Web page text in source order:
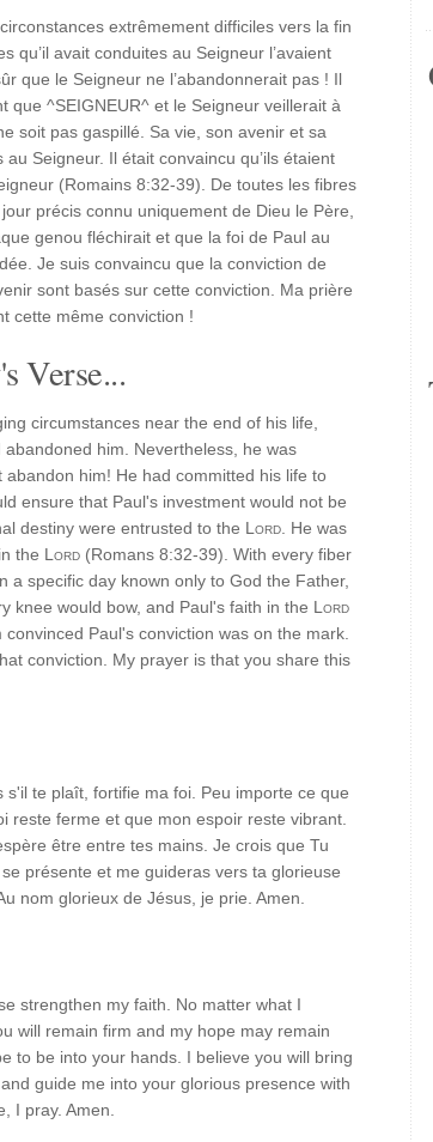
extrêmement difficiles vers la fin
qu’il avait conduites au Seigneur l’avaient
que le Seigneur ne l’abandonnerait pas ! Il
que ^SEIGNEUR^ et le Seigneur veillerait à
soit pas gaspillé. Sa vie, son avenir et sa
Seigneur. Il était convaincu qu’ils étaient
(Romains 8:32-39). De toutes les fibres
précis connu uniquement de Dieu le Père,
genou fléchirait et que la foi de Paul au
Je suis convaincu que la conviction de
sont basés sur cette conviction. Ma prière
cette même conviction !
Verse...
circumstances near the end of his life,
abandoned him. Nevertheless, he was
abandon him! He had committed his life to
ensure that Paul's investment would not be
destiny were entrusted to the Lord . He was
the Lord (Romans 8:32-39). With every fiber
a specific day known only to God the Father,
knee would bow, and Paul's faith in the Lord
Paul's conviction was on the mark.
conviction. My prayer is that you share this
s'il te plaît, fortifie ma foi. Peu importe ce que
reste ferme et que mon espoir reste vibrant.
être entre tes mains. Je crois que Tu
présente et me guideras vers ta glorieuse
nom glorieux de Jésus, je prie. Amen.
strengthen my faith. No matter what I
will remain firm and my hope may remain
to be into your hands. I believe you will bring
guide me into your glorious presence with
I pray. Amen.